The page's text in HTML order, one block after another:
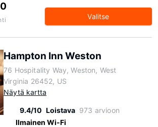
Valitse
Hampton Inn Weston
76 Hospitality Way, Weston, West
Virginia 26452, US
Näytä kartta
9.4/10 Loistava 973 arvioon
Ilmainen Wi-Fi